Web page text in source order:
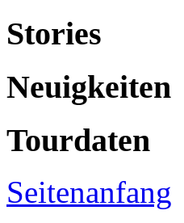
Stories
Neuigkeiten
Tourdaten
Seitenanfang